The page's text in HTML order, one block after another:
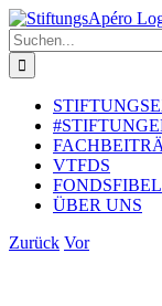
Zum
Inhalt
springen
Suche
nach:
VTFDS
FONDSFIBEL
ÜBER UNS
Zurück Vor